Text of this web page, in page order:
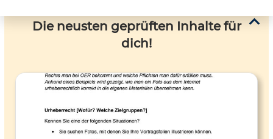
Die neusten geprüften Inhalte für
dich!